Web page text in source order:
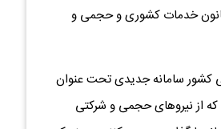
ماهیت مستمر دارد و کار دولت را به طور مستقیم انجام می‌دهند و مشمول ماده ۱۷ قانون خدمات کشوری و حجمی و
کشور سامانه‌ جدیدی تحت عنوان
که از نیروهای حجمی و شرکتی